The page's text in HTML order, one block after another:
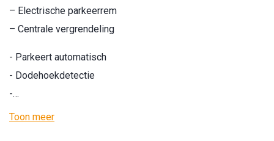
– Electrische parkeerrem
– Centrale vergrendeling
- Parkeert automatisch
- Dodehoekdetectie
-…
Toon meer